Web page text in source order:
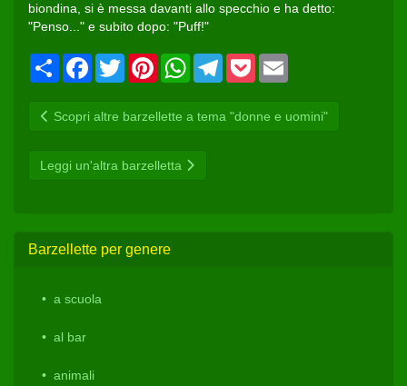
biondina, si è messa davanti allo specchio e ha detto:
"Penso..." e subito dopo: "Puff!"
CondividiFacebook
Twitter PinterestWhatsAppTelegram
Pocket
Scopri altre barzellette a tema "donne e uomini"
Leggi un'altra barzelletta
Barzellette per genere
a scuola
al bar
animali